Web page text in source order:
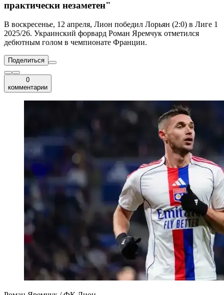
практически незаметен"
В воскресенье, 12 апреля, Лион победил Лорьян (2:0) в Лиге 1
2025/26. Украинский форвард Роман Яремчук отметился
дебютным голом в чемпионате Франции.
Поделиться
0
комментарии